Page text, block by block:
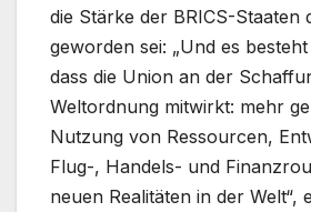
die Stärke der BRICS-Staaten
geworden sei: „Und es
dass die Union an der
Weltordnung mitwirkt: mehr
Nutzung von Ressourcen,
Flug-, Handels- und
neuen Realitäten in der Welt“,